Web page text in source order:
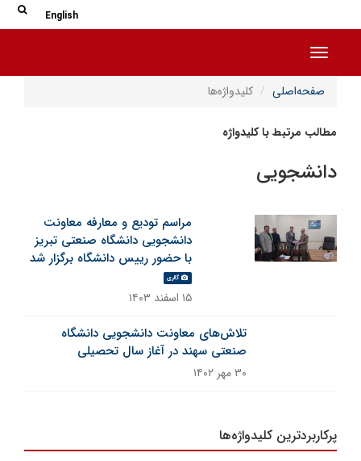
English
Toggle navigation
صفحه‌اصلی کلیدواژه‌ها
مطالب مرتبط با کلیدواژه
دانشجویی
مراسم تودیع و معارفه معاونت
دانشجویی دانشگاه صنعتی تبریز
با حضور رییس دانشگاه برگزار شد
گالری
۱۵ اسفند ۱۴۰۳
تلاش‌های معاونت دانشجویی دانشگاه
صنعتی سهند در آغاز سال تحصیلی
۳۰ مهر ۱۴۰۲
پرکاربردترین کلیدواژه‌ها